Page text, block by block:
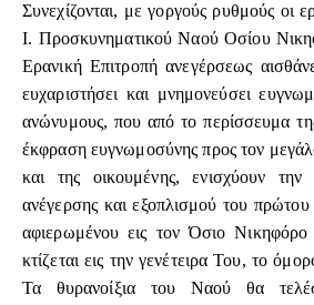
Συνεχίζονται, με γοργούς ρυθμούς οι
Ι. Προσκυνηματικού Ναού Οσίου
Ερανική Επιτροπή ανεγέρσεως
ευχαριστήσει και μνημονεύσει
ανώνυμους, που από το περίσσευμα
έκφραση ευγνωμοσύνης προς τον
και της οικουμένης, ενισχύουν την
ανέγερσης και εξοπλισμού του
αφιερωμένου εις τον Όσιο
κτίζεται εις την γενέτειρα Του, το
Τα θυρανοίξια του Ναού θα